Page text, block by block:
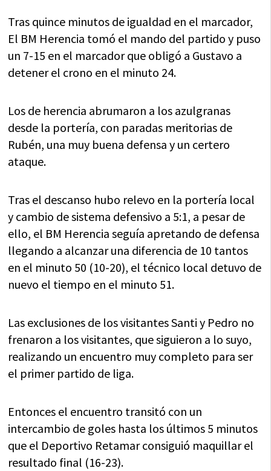
Tras quince minutos de igualdad en el marcador,
El BM Herencia tomó el mando del partido y puso
un 7-15 en el marcador que obligó a Gustavo a
detener el crono en el minuto 24.
Los de herencia abrumaron a los azulgranas
desde la portería, con paradas meritorias de
Rubén, una muy buena defensa y un certero
ataque.
Tras el descanso hubo relevo en la portería local
y cambio de sistema defensivo a 5:1, a pesar de
ello, el BM Herencia seguía apretando de defensa
llegando a alcanzar una diferencia de 10 tantos
en el minuto 50 (10-20), el técnico local detuvo de
nuevo el tiempo en el minuto 51.
Las exclusiones de los visitantes Santi y Pedro no
frenaron a los visitantes, que siguieron a lo suyo,
realizando un encuentro muy completo para ser
el primer partido de liga.
Entonces el encuentro transitó con un
intercambio de goles hasta los últimos 5 minutos
que el Deportivo Retamar consiguió maquillar el
resultado final (16-23).